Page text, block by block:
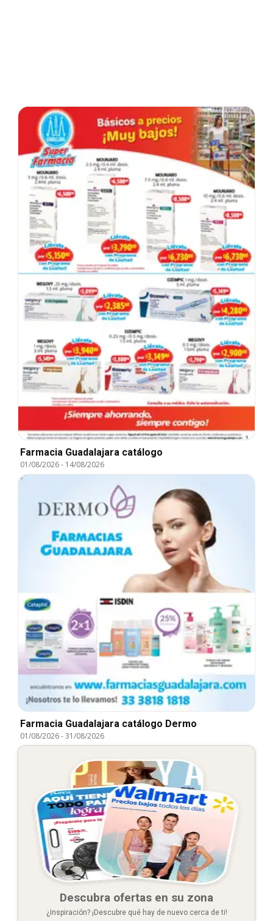
Farmacia Guadalajara catálogo
01/08/2026- 14/08/2026
Farmacia Guadalajara catálogo Dermo
01/08/2026-31/08/2026
Descubra ofertas en su zona
¿Inspiración? ¡Descubre qué hay de nuevo cerca de ti!